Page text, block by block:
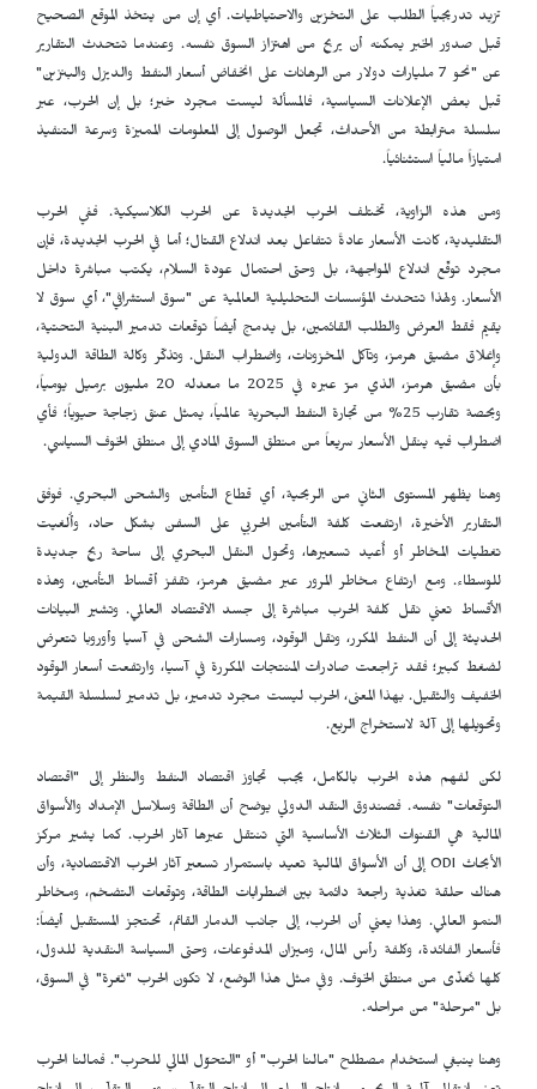
تزيد تدريجياً الطلب على التخزين والاحتياطيات. أي إن من يتخذ الموقع الصحيح
قبل صدور الخبر يمكنه أن يربح من اهتزاز السوق نفسه. وعندما تتحدث التقارير
عن "نحو 7 مليارات دولار من الرهانات على انخفاض أسعار النفط والديزل والبنزين"
قبل بعض الإعلانات السياسية، فالمسألة ليست مجرد خبر؛ بل إن الحرب، عبر
سلسلة مترابطة من الأحداث، تجعل الوصول إلى المعلومات المميزة وسرعة التنفيذ
امتيازاً مالياً استثنائياً.
ومن هذه الزاوية، تختلف الحرب الجديدة عن الحرب الكلاسيكية. ففي الحرب
التقليدية، كانت الأسعار عادةً تتفاعل بعد اندلاع القتال؛ أما في الحرب الجديدة، فإن
مجرد توقّع اندلاع المواجهة، بل وحتى احتمال عودة السلام، يكتب مباشرة داخل
الأسعار. ولهذا تتحدث المؤسسات التحليلية العالمية عن "سوق استشرافي"، أي سوق لا
يقيّم فقط العرض والطلب القائمين، بل يدمج أيضاً توقعات تدمير البنية التحتية،
وإغلاق مضيق هرمز، وتآكل المخزونات، واضطراب النقل. وتذكّر وكالة الطاقة الدولية
بأن مضيق هرمز، الذي مرّ عبره في 2025 ما معدله 20 مليون برميل يومياً،
وبحصة تقارب 25% من تجارة النفط البحرية عالمياً، يمثل عنق زجاجة حيوياً؛ فأي
اضطراب فيه ينقل الأسعار سريعاً من منطق السوق المادي إلى منطق الخوف السياسي.
وهنا يظهر المستوى الثاني من الربحية، أي قطاع التأمين والشحن البحري. فوفق
التقارير الأخيرة، ارتفعت كلفة التأمين الحربي على السفن بشكل حاد، وأُلغيت
تغطيات المخاطر أو أُعيد تسعيرها، وتحول النقل البحري إلى ساحة ربح جديدة
للوسطاء. ومع ارتفاع مخاطر المرور عبر مضيق هرمز، تقفز أقساط التأمين، وهذه
الأقساط تعني نقل كلفة الحرب مباشرة إلى جسد الاقتصاد العالمي. وتشير البيانات
الحديثة إلى أن النفط المكرر، ونقل الوقود، ومسارات الشحن في آسيا وأوروبا تتعرض
لضغط كبير؛ فقد تراجعت صادرات المنتجات المكررة في آسيا، وارتفعت أسعار الوقود
الخفيف والثقيل. بهذا المعنى، الحرب ليست مجرد تدمير، بل تدمير لسلسلة القيمة
وتحويلها إلى آلة لاستخراج الريع.
لكن لفهم هذه الحرب بالكامل، يجب تجاوز اقتصاد النفط والنظر إلى "اقتصاد
التوقعات" نفسه. فصندوق النقد الدولي يوضح أن الطاقة وسلاسل الإمداد والأسواق
المالية هي القنوات الثلاث الأساسية التي تنتقل عبرها آثار الحرب. كما يشير مركز
الأبحاث ODIإلى أن الأسواق المالية تعيد باستمرار تسعير آثار الحرب الاقتصادية، وأن
هناك حلقة تغذية راجعة دائمة بين اضطرابات الطاقة، وتوقعات التضخم، ومخاطر
النمو العالمي. وهذا يعني أن الحرب، إلى جانب الدمار القائم، تحتجز المستقبل أيضاً:
فأسعار الفائدة، وكلفة رأس المال، وميزان المدفوعات، وحتى السياسة النقدية للدول،
كلها تُغذّى من منطق الخوف. وفي مثل هذا الوضع، لا تكون الحرب "ثغرة" في السوق،
بل "مرحلة" من مراحله.
وهنا ينبغي استخدام مصطلح "مالنا الحرب" أو "التحوّل المالي للحرب". فمالنا الحرب